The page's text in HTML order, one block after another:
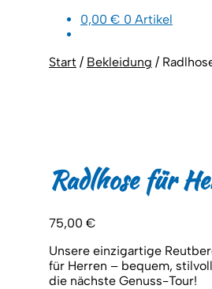
0,00 € 0 Artikel
Start / Bekleidung /
Radlhose für
75,00 €
Unsere einzigartige
für Herren – bequem,
die nächste Genuss-Tour!